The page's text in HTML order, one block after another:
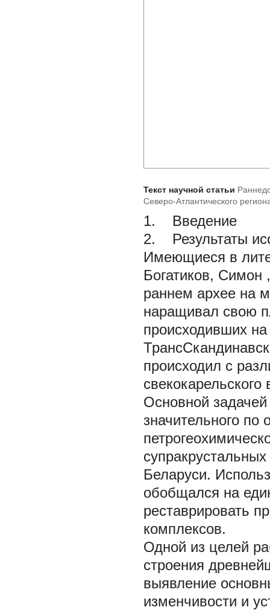
Текст научной статьи
Северо-Атлантического
1. Введение
2. Результаты
Имеющиеся в
Богатиков, Симон
раннем архее на
наращивал свою
происходивших
происходил с
Основной
значительного по
Беларуси.
обобщался на
реставрировать
комплексов.
Одной из целей
строения
выявление
изменчивости и